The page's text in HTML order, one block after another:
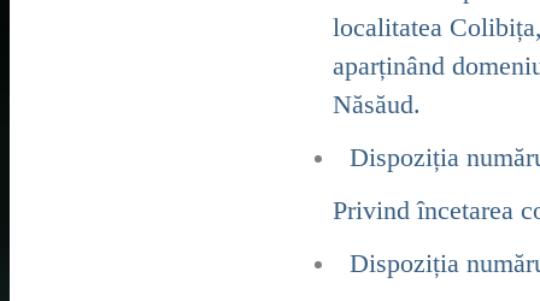
localitatea
aparținând
Năsăud.
Dispoziția
Privind încetarea
Dispoziția